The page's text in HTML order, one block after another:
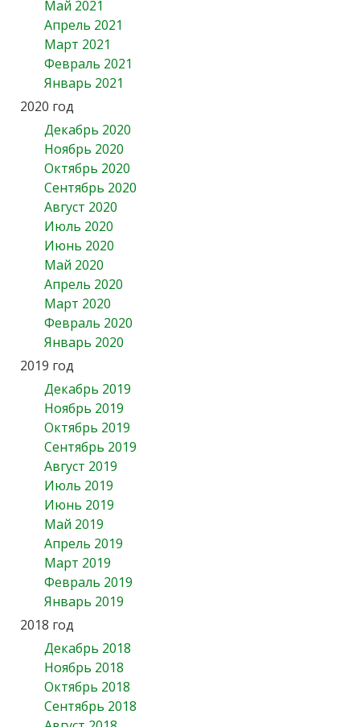
Май 2021
Апрель 2021
Март 2021
Февраль 2021
Январь 2021
2020 год
Декабрь 2020
Ноябрь 2020
Октябрь 2020
Сентябрь 2020
Август 2020
Июль 2020
Июнь 2020
Май 2020
Апрель 2020
Март 2020
Февраль 2020
Январь 2020
2019 год
Декабрь 2019
Ноябрь 2019
Октябрь 2019
Сентябрь 2019
Август 2019
Июль 2019
Июнь 2019
Май 2019
Апрель 2019
Март 2019
Февраль 2019
Январь 2019
2018 год
Декабрь 2018
Ноябрь 2018
Октябрь 2018
Сентябрь 2018